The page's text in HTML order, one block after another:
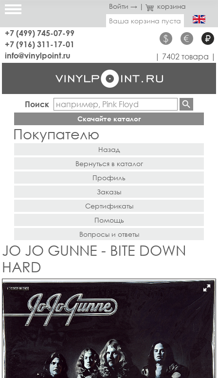
Войти → |
корзина
Ваша корзина пуста
+7 (499) 745-07-99
+7 (916) 311-17-01
$ € ₽
info@vinylpoint.ru | 7402 товара |
Поиск
Скачайте каталог
Покупателю
Назад
Вернуться в каталог
Профиль
Заказы
Сертификаты
Помощь
Вопросы и ответы
JO JO GUNNE - BITE DOWN
HARD